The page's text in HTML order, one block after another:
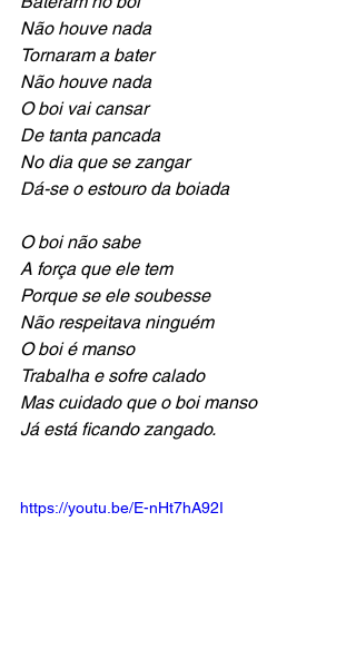
Não houve nada
Tornaram a bater
Não houve nada
O boi vai cansar
De tanta pancada
No dia que se zangar
Dá-se o estouro da boiada
O boi não sabe
A força que ele tem
Porque se ele soubesse
Não respeitava ninguém
O boi é manso
Trabalha e sofre calado
Mas cuidado que o boi manso
Já está ficando zangado.
https://youtu.be/E-nHt7hA92I